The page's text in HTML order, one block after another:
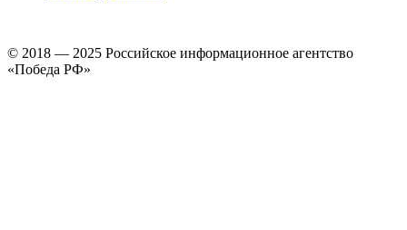
© 2018 — 2025 Российское информационное агентство
«Победа РФ»